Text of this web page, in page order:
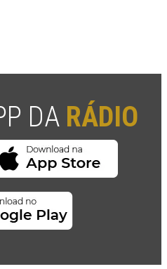
DA RÁDIO